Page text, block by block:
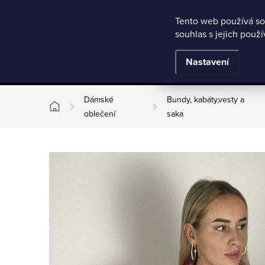
Tento web používá
souhlas s jejich
Nastavení
Obchodní podmínky
BESTSELLERY
Domů
Dámské
oblečení
Bundy, kabáty,vesty a
saka